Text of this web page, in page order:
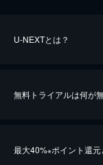
U-NEXTとは？
無料トライアルは何が
最大40%※ポイント還元